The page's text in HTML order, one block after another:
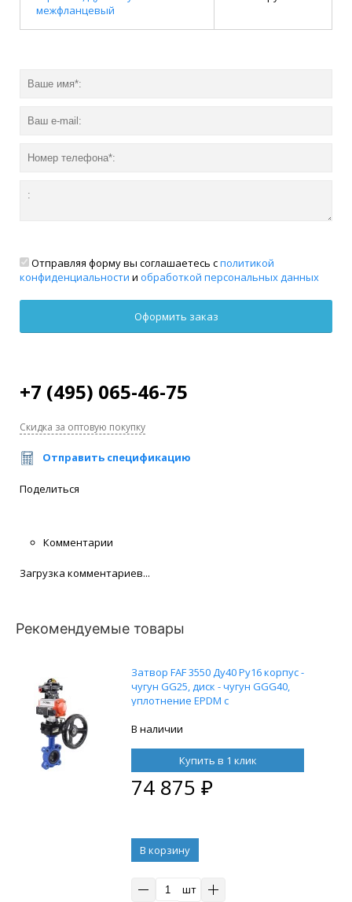
межфланцевый
Отправляя форму вы соглашаетесь сполитикой
конфиденциальности и обработкой персональных данных
+7 (495) 065-46-75
Скидка за оптовую покупку
Отправить спецификацию
Поделиться
Комментарии
Загрузка комментариев...
Рекомендуемые товары
Затвор FAF 3550 Ду40 Ру16 корпус -
чугун GG25, диск - чугун GGG40,
уплотнение EPDM с
пневмораспределителем 4M310-08
выключателей APL-210N и ручным
дублером HDM-1
В наличии
Купить в 1 клик
74 875 ₽
В корзину
шт